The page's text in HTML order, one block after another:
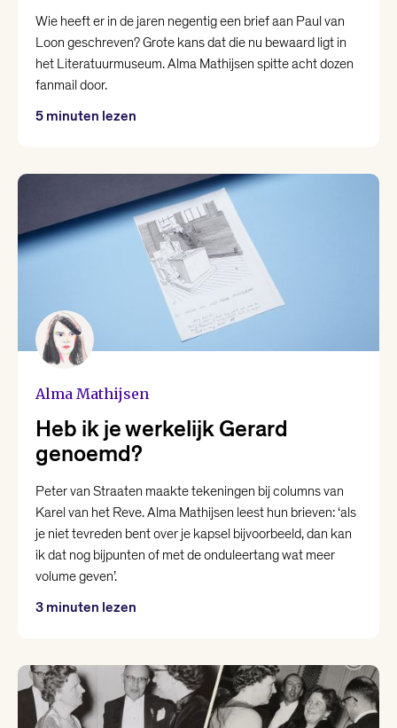
Wie heeft er in de jaren negentig een brief aan Paul van
Loon geschreven? Grote kans dat die nu bewaard ligt in
het Literatuurmuseum. Alma Mathijsen spitte acht dozen
fanmail door.
5 minuten lezen
Alma Mathijsen
Heb ik je werkelijk Gerard
genoemd?
Peter van Straaten maakte tekeningen bij columns van
Karel van het Reve. Alma Mathijsen leest hun brieven: ‘als
je niet tevreden bent over je kapsel bijvoorbeeld, dan kan
ik dat nog bijpunten of met de onduleertang wat meer
volume geven’.
3 minuten lezen